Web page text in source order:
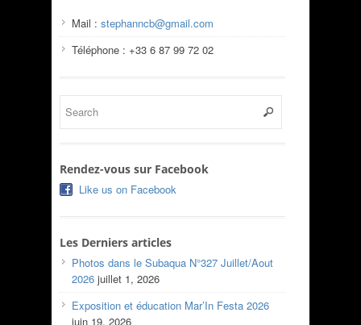
Mail : stephanncb@gmail.com
Téléphone : +33 6 87 99 72 02
Rendez-vous sur Facebook
Like us on Facebook
Les Derniers articles
Photos dans le Subaqua N°327 Juillet/Aout
2026 juillet 1, 2026
Exposition et éducation Mar’In Festa 2026
juin 19, 2026